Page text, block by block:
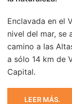
Enclavada en el
nivel del mar, se
camino a las
a sólo 14 km de
Capital.
LEER MÁS.